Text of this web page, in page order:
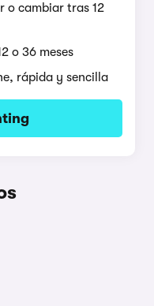
o cambiar tras 12
o 36 meses
rápida y sencilla